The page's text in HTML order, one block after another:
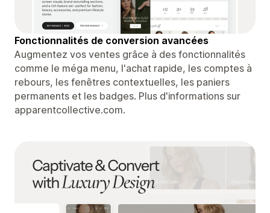
Fonctionnalités de conversion avancées
Augmentez vos ventes grâce à des fonctionnalités
comme le méga menu, l'achat rapide, les comptes à
rebours, les fenêtres contextuelles, les paniers
permanents et les badges. Plus d'informations sur
apparentcollective.com.